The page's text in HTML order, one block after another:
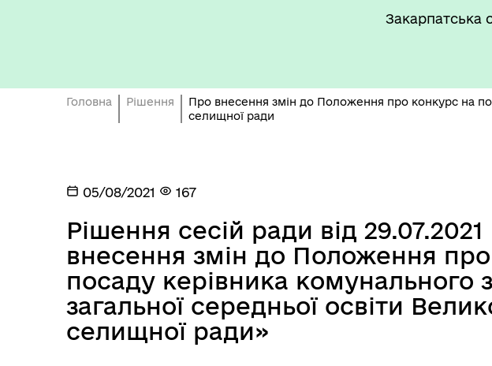
Закарпатська
Головна Рішення
Про внесення змін до Положення про конкурс на
селищної ради
05/08/2021 167
Рішення сесій ради від
внесення змін до Положення
посаду керівника комунального
загальної середньої освіти
селищної ради»